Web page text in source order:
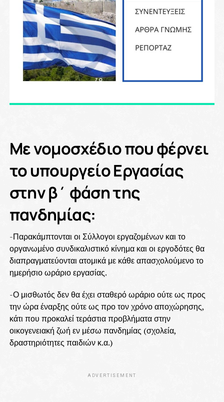
Με νομοσχέδιο που φέρνει
το υπουργείο Εργασίας
στην β΄ φάση της
πανδημίας:
-Παρακάμπτονται οι Σύλλογοι εργαζομένων και το
οργανωμένο συνδικαλιστικό κίνημα και οι εργοδότες θα
διαπραγματεύονται ατομικά με κάθε απασχολούμενο το
ημερήσιο ωράριο εργασίας.
-Ο μισθωτός δεν θα έχει σταθερό ωράριο ούτε ως προς
την ώρα έναρξης ούτε ως προ τον χρόνο αποχώρησης,
κάτι που προκαλεί τεράστια προβλήματα στην
οικογενειακή ζωή εν μέσω πανδημίας (σχολεία,
δραστηριότητες παιδιών κ.α.)
ADVERTISEMENT